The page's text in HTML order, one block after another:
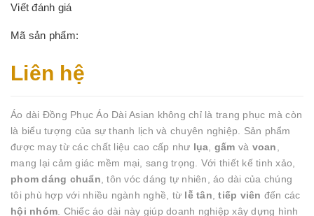
Viết đánh giá
Mã sản phẩm:
Liên hệ
Áo dài Đồng Phục Áo Dài Asian không chỉ là trang phục mà còn
là biểu tượng của sự thanh lịch và chuyên nghiệp. Sản phẩm
được may từ các chất liệu cao cấp như lụa gấm và voan
mang lại cảm giác mềm mại, sang trọng. Với thiết kế tinh xảo,
phom dáng chuẩn , tôn vóc dáng tự nhiên, áo dài của chúng
tôi phù hợp với nhiều ngành nghề, từ lễ tân ,tiếp viên đến các
hội nhóm . Chiếc áo dài này giúp doanh nghiệp xây dựng hình